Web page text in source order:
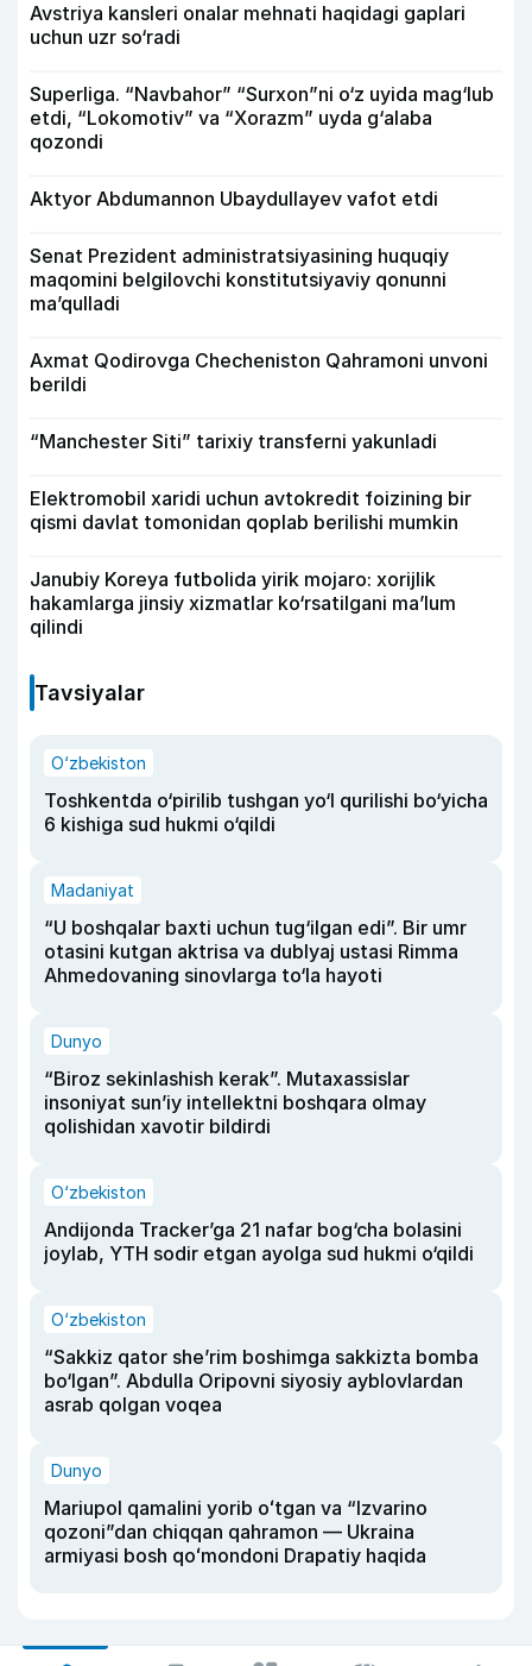
Avstriya kansleri onalar mehnati haqidagi gaplari
uchun uzr so‘radi
Superliga. “Navbahor” “Surxon”ni o‘z uyida mag‘lub
etdi, “Lokomotiv” va “Xorazm” uyda g‘alaba
qozondi
Aktyor Abdu­mannon Ubaydullayev vafot etdi
Senat Prezident administratsiyasining huquqiy
maqomini belgilovchi konstitutsiyaviy qonunni
ma’qulladi
Axmat Qodirovga Checheniston Qahramoni unvoni
berildi
“Manchester Siti” tarixiy transferni yakunladi
Elektromobil xaridi uchun avtokredit foizining bir
qismi davlat tomonidan qoplab berilishi mumkin
Janubiy Koreya futbolida yirik mojaro: xorijlik
hakamlarga jinsiy xizmatlar ko‘rsatilgani ma’lum
qilindi
Tavsiyalar
O‘zbekiston
Toshkentda o‘pirilib tushgan yo‘l qurilishi bo‘yicha
6 kishiga sud hukmi o‘qildi
Madaniyat
“U boshqalar baxti uchun tug‘ilgan edi”. Bir umr
otasini kutgan aktrisa va dublyaj ustasi Rimma
Ahmedovaning sinovlarga to‘la hayoti
Dunyo
“Biroz sekinlashish kerak”. Mutaxassislar
insoniyat sun’iy intellektni boshqara olmay
qolishidan xavotir bildirdi
O‘zbekiston
Andijonda Tracker’ga 21 nafar bog‘cha bolasini
joylab, YTH sodir etgan ayolga sud hukmi o‘qildi
O‘zbekiston
“Sakkiz qator she’rim boshimga sakkizta bomba
bo‘lgan”. Abdulla Oripovni siyosiy ayblovlardan
asrab qolgan voqea
Dunyo
Mariupol qamalini yorib oʻtgan va “Izvarino
qozoni”dan chiqqan qahramon — Ukraina
armiyasi bosh qoʻmondoni Drapatiy haqida